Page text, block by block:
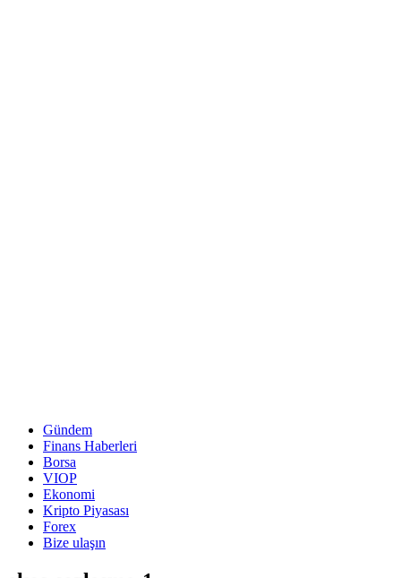
Gündem
Finans Haberleri
Borsa
VIOP
Ekonomi
Kripto Piyasası
Forex
Bize ulaşın